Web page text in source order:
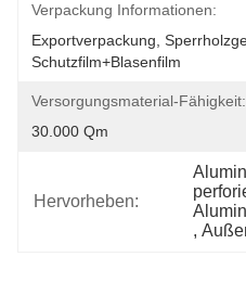
Verpackung Informationen:
Exportverpackung,
Schutzfilm+Blasenfilm
Versorgungsmaterial-Fähigkeit:
30.000 Qm
Hervorheben:
,